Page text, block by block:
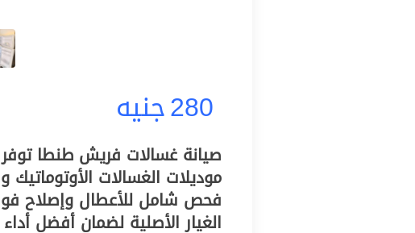
280جنيه
صيانة غسالات فريش طنطا
موديلات الغسالات
فحص شامل للأعطال وإصلاح
الغيار الأصلية لضمان أفضل